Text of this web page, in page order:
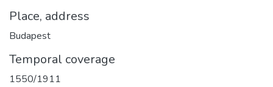
Place, address
Budapest
Temporal coverage
1550/1911